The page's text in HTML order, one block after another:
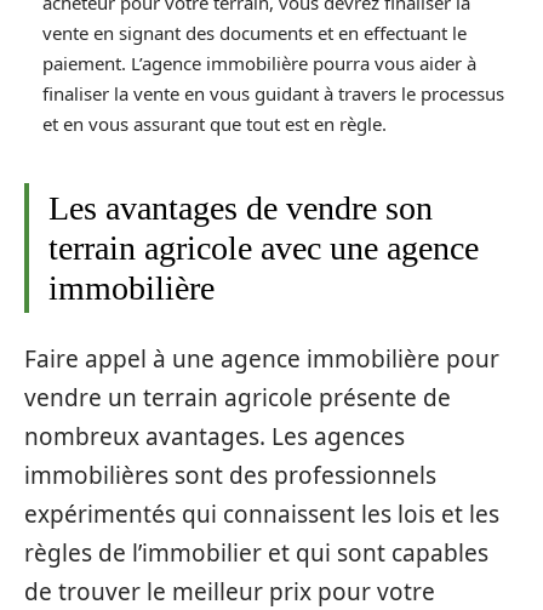
vente en signant des documents et en effectuant le
paiement. L’agence immobilière pourra vous aider à
finaliser la vente en vous guidant à travers le processus
et en vous assurant que tout est en règle.
Les avantages de vendre son
terrain agricole avec une agence
immobilière
Faire appel à une agence immobilière pour
vendre un terrain agricole présente de
nombreux avantages. Les agences
immobilières sont des professionnels
expérimentés qui connaissent les lois et les
règles de l’immobilier et qui sont capables
de trouver le meilleur prix pour votre